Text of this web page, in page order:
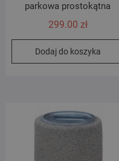
parkowa prostokątna
299.00 zł
Dodaj do koszyka